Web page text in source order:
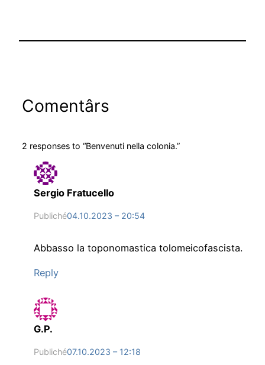
Comentârs
2 responses to “Benvenuti nella colonia.”
Sergio Fratucello
Publiché04.10.2023 – 20:54
Abbasso la toponomastica tolomeicofascista.
Reply
G.P.
Publiché07.10.2023 – 12:18